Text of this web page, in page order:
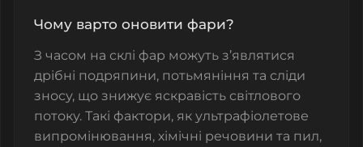
Чому варто оновити фари?
З часом на склі фар можуть з’являтися
дрібні подряпини, потьмяніння та сліди
зносу, що знижує яскравість світлового
потоку. Такі фактори, як ультрафіолетове
випромінювання, хімічні речовини та пил,